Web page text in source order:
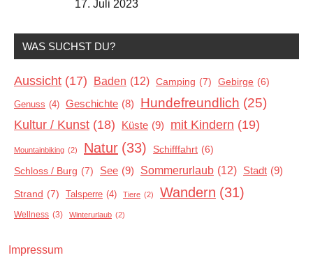
17. Juli 2023
WAS SUCHST DU?
Aussicht (17) Baden (12) Camping (7) Gebirge (6)
Genuss (4) Geschichte (8) Hundefreundlich (25)
Kultur / Kunst (18) Küste (9) mit Kindern (19)
Mountainbiking (2) Natur (33) Schifffahrt (6)
Schloss / Burg (7) See (9) Sommerurlaub (12) Stadt (9)
Strand (7) Talsperre (4) Tiere (2) Wandern (31)
Wellness (3) Winterurlaub (2)
Impressum